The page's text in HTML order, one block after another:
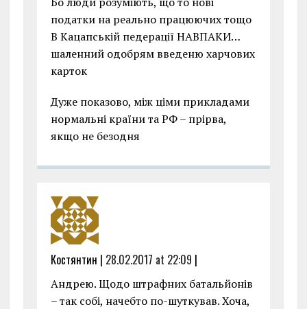
податки на реально працюючих тощо
В Кацапській педерації НАВПАКИ…
шаленний одобрям введеню харчових
карток
Дуже показово, між ціми прикладами
нормальні країни та РФ – прірва,
якщо не безодня
Костянтин | 28.02.2017 at 22:09 |
Андрею. Щодо штрафних батальйонів
– так собі, начебто по-шуткував. Хоча,